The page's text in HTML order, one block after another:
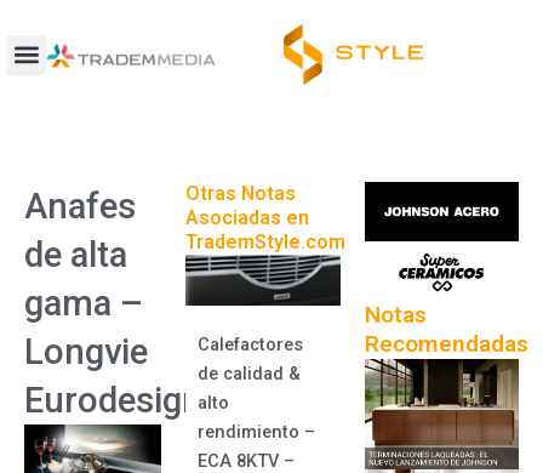
contenido
Anafes
de alta
gama –
Longvie
Eurodesign
Otras Notas
Asociadas en
TrademStyle.com
Calefactores
de calidad &
alto
rendimiento –
ECA 8KTV –
Notas
Recomendadas